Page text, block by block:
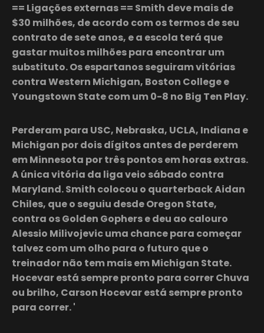
== Ligações externas == Smith deve mais de
$30 milhões, de acordo com os termos de seu
contrato de sete anos, e a escola terá que
gastar muitos milhões para encontrar um
substituto. Os espartanos seguiram vitórias
contra Western Michigan, Boston College e
Youngstown State com um 0-8 no Big Ten Play.
Perderam para USC, Nebraska, UCLA, Indiana e
Michigan por dois dígitos antes de perderem
em Minnesota por três pontos em horas extras.
A única vitória da liga veio sábado contra
Maryland. Smith colocou o quarterback Aidan
Chiles, que o seguiu desde Oregon State,
contra os Golden Gophers e deu ao calouro
Alessio Milivojevic uma chance para começar
talvez com um olho para o futuro que o
treinador não tem mais em Michigan State.
Hocevar está sempre pronto para correr Chuva
ou brilho, Carson Hocevar está sempre pronto
para correr. '